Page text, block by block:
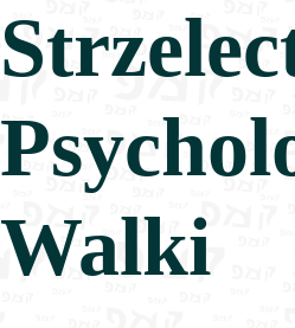
Walki